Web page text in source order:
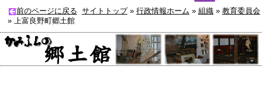
前のページに戻る サイトトップ» 行政情報ホーム » 組織» 教育委員会
» 上富良野町郷土館